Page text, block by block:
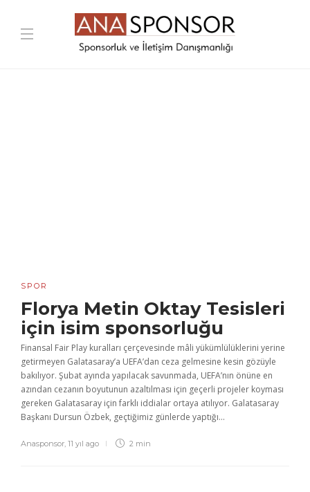
SPOR
Florya Metin Oktay Tesisleri
için isim sponsorluğu
Finansal Fair Play kuralları çerçevesinde mâli yükümlülüklerini yerine
getirmeyen Galatasaray’a UEFA’dan ceza gelmesine kesin gözüyle
bakılıyor. Şubat ayında yapılacak savunmada, UEFA’nın önüne en
azından cezanın boyutunun azaltılması için geçerli projeler koyması
gereken Galatasaray için farklı iddialar ortaya atılıyor. Galatasaray
Başkanı Dursun Özbek, geçtiğimiz günlerde yaptığı...
Anasponsor, 11 yıl ago 2 min